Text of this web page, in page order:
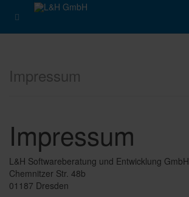
Impressum
Impressum
L&H Softwareberatung und Entwicklung GmbH
Chemnitzer Str. 48b
01187 Dresden